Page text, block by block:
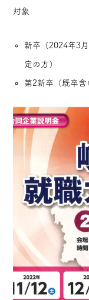
対象
新卒（2024年3
定の方）
第2新卒（既卒含